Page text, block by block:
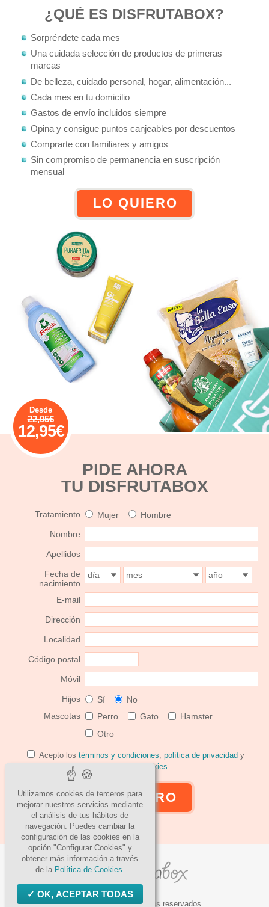
¿QUÉ ES DISFRUTABOX?
Sorpréndete cada mes
Una cuidada selección de productos de primeras
marcas
De belleza, cuidado personal, hogar, alimentación...
Cada mes en tu domicilio
Gastos de envío incluidos siempre
Opina y consigue puntos canjeables por descuentos
Comprarte con familiares y amigos
Sin compromiso de permanencia en suscripción
mensual
LO QUIERO
PIDE AHORA
TU DISFRUTABOX
Desde
22,95€
12,95€
Tratamiento Mujer Hombre
Nombre
Apellidos
Fecha de
nacimiento
E-mail
Dirección
Localidad
Código postal
Móvil
Hijos Sí
No
Mascotas
Perro Gato
Hamster
Otro
Acepto los términos y condiciones, política de privacidad
y
política de cookies
© 2026 Todos los derechos reservados.
Utilizamos cookies de terceros para
mejorar nuestros servicios mediante
el análisis de tus hábitos de
navegación. Puedes cambiar la
configuración de las cookies en la
opción "Configurar Cookies" y
obtener más información a través
de la Política de Cookies.
OK, ACEPTAR TODAS